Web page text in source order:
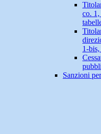
co.
1-
Sanzioni